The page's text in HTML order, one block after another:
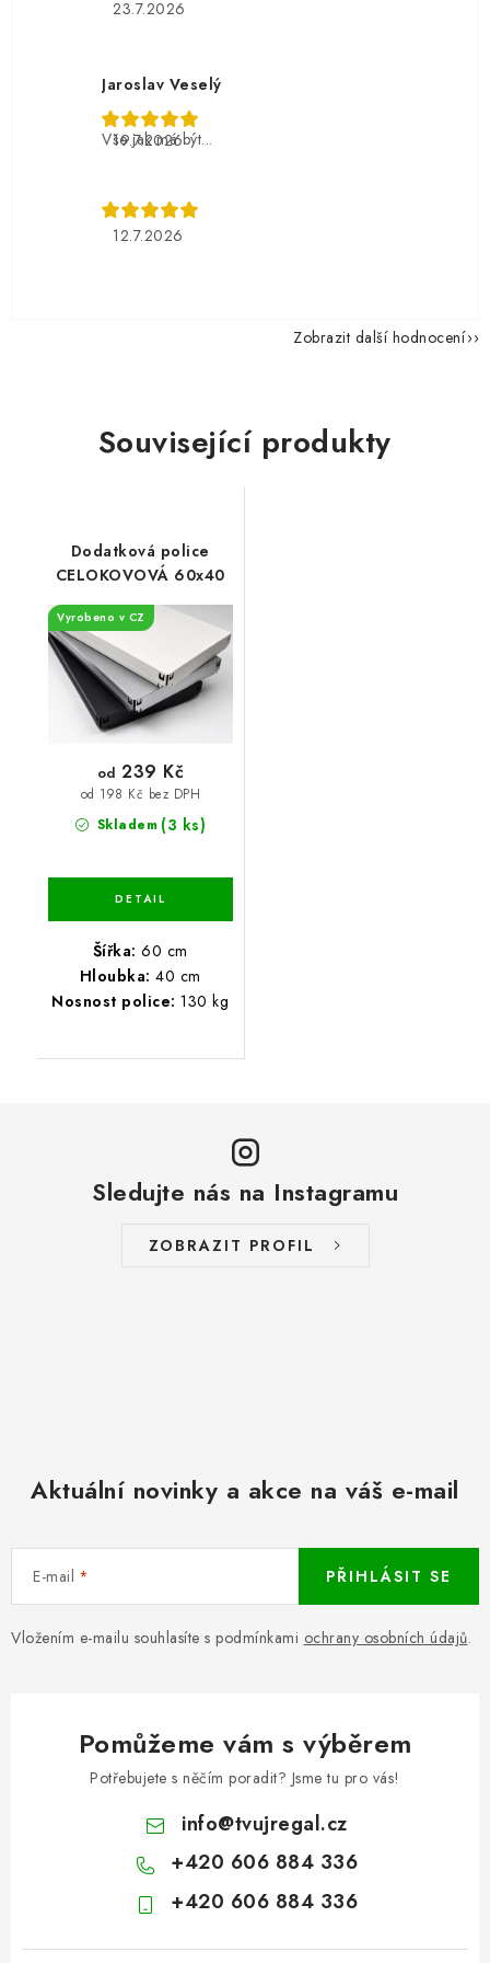
23.7.2026
Jaroslav Veselý
19.7.2026
Vše jak má být...
12.7.2026
Zobrazit další hodnocení
Související produkty
Dodatková police
CELOKOVOVÁ 60x40
Vyrobeno v CZ
Skladem (3 ks)
od 198 Kč bez DPH
od 239 Kč
Šířka: 60 cm
Hloubka: 40 cm
Nosnost police: 130 kg
Sledujte nás na Instagramu
ZOBRAZIT PROFIL
Aktuální novinky a akce na váš e-mail
E-mail
Vložením e-mailu souhlasíte s podmínkami ochrany osobních údajů.
PŘIHLÁSIT SE
Pomůžeme vám s výběrem
Potřebujete s něčím poradit? Jsme tu pro vás!
info@tvujregal.cz
+420 606 884 336
+420 606 884 336